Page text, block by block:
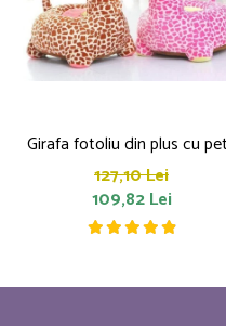
Girafa fotoliu din plus cu
127,10 Lei
109,82 Lei